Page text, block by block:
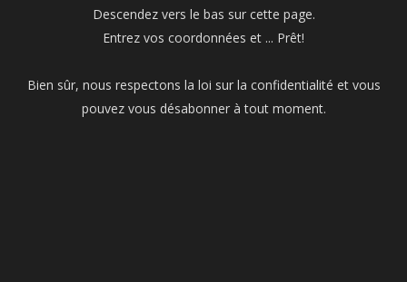
Descendez vers le bas sur cette page.
Entrez vos coordonnées et ... Prêt!
Bien sûr, nous respectons la loi sur la confidentialité et vous
pouvez vous désabonner à tout moment.